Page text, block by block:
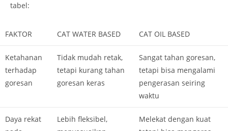
tabel:
FAKTOR CAT WATER BASED CAT OIL BASED
Ketahanan
terhadap
goresan
Tidak mudah retak,
tetapi kurang tahan
goresan keras
Sangat tahan goresan,
tetapi bisa mengalami
pengerasan seiring
waktu
Daya rekat
Lebih fleksibel,
Melekat dengan kuat